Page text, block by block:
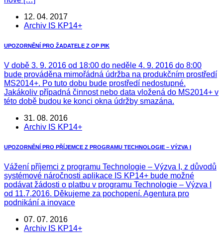
12. 04. 2017
Archiv IS KP14+
UPOZORNĚNÍ PRO ŽADATELE Z OP PIK
V době 3. 9. 2016 od 18:00 do neděle 4. 9. 2016 do 8:00
bude prováděna mimořádná údržba na produkčním prostředí
MS2014+. Po tuto dobu bude prostředí nedostupné.
Jakákoliv případná činnost nebo data vložená do MS2014+ v
této době budou ke konci okna údržby smazána.
31. 08. 2016
Archiv IS KP14+
UPOZORNĚNÍ PRO PŘÍJEMCE Z PROGRAMU TECHNOLOGIE – VÝZVA I
Vážení příjemci z programu Technologie – Výzva I, z důvodů
systémové náročnosti aplikace IS KP14+ bude možné
podávat žádosti o platbu v programu Technologie – Výzva I
od 11.7.2016. Děkujeme za pochopení. Agentura pro
podnikání a inovace
07. 07. 2016
Archiv IS KP14+